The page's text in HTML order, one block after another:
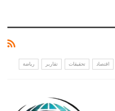
اقتصاد تحقيقات تقارير رياضة